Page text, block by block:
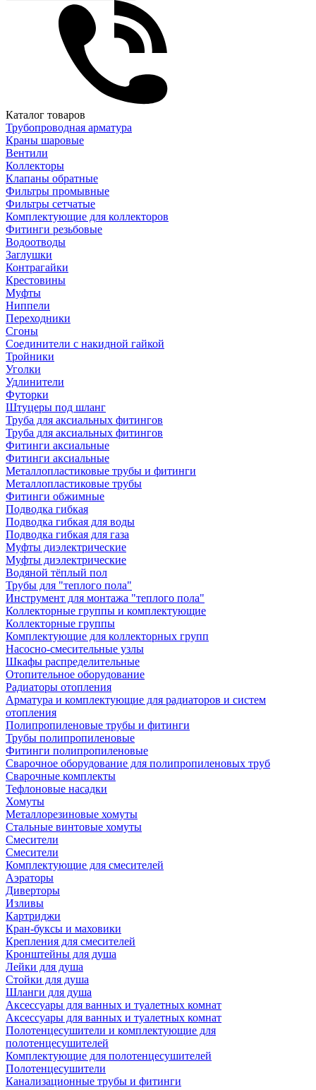
Каталог товаров
Трубопроводная арматура
Краны шаровые
Вентили
Коллекторы
Клапаны обратные
Фильтры промывные
Фильтры сетчатые
Комплектующие для коллекторов
Фитинги резьбовые
Водоотводы
Заглушки
Контрагайки
Крестовины
Муфты
Ниппели
Переходники
Сгоны
Соединители с накидной гайкой
Тройники
Уголки
Удлинители
Футорки
Штуцеры под шланг
Труба для аксиальных фитингов
Труба для аксиальных фитингов
Фитинги аксиальные
Фитинги аксиальные
Металлопластиковые трубы и фитинги
Металлопластиковые трубы
Фитинги обжимные
Подводка гибкая
Подводка гибкая для воды
Подводка гибкая для газа
Муфты диэлектрические
Муфты диэлектрические
Водяной тёплый пол
Трубы для "теплого пола"
Инструмент для монтажа "теплого пола"
Коллекторные группы и комплектующие
Коллекторные группы
Комплектующие для коллекторных групп
Насосно-смесительные узлы
Шкафы распределительные
Отопительное оборудование
Радиаторы отопления
Арматура и комплектующие для радиаторов и систем
отопления
Полипропиленовые трубы и фитинги
Трубы полипропиленовые
Фитинги полипропиленовые
Сварочное оборудование для полипропиленовых труб
Сварочные комплекты
Тефлоновые насадки
Хомуты
Металлорезиновые хомуты
Стальные винтовые хомуты
Смесители
Смесители
Комплектующие для смесителей
Аэраторы
Диверторы
Изливы
Картриджи
Кран-буксы и маховики
Крепления для смесителей
Кронштейны для душа
Лейки для душа
Стойки для душа
Шланги для душа
Аксессуары для ванных и туалетных комнат
Аксессуары для ванных и туалетных комнат
Полотенцесушители и комплектующие для
полотенцесушителей
Комплектующие для полотенцесушителей
Полотенцесушители
Канализационные трубы и фитинги